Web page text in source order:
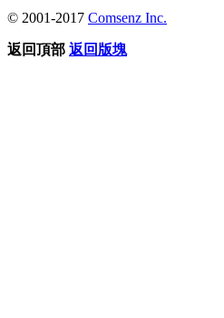
© 2001-2017 Comsenz Inc.
返回頂部 返回版塊